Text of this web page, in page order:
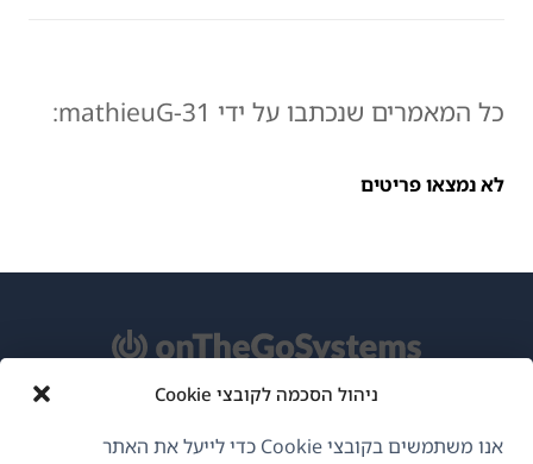
ניהול הסכמה לקובצי Cookie
אנו משתמשים בקובצי Cookie כדי לייעל את האתר
כל המאמרים שנכתבו על ידי mathieuG-31:
לא נמצאו פריטים